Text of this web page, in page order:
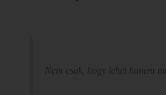
Nem csak, hogy lehet hanem